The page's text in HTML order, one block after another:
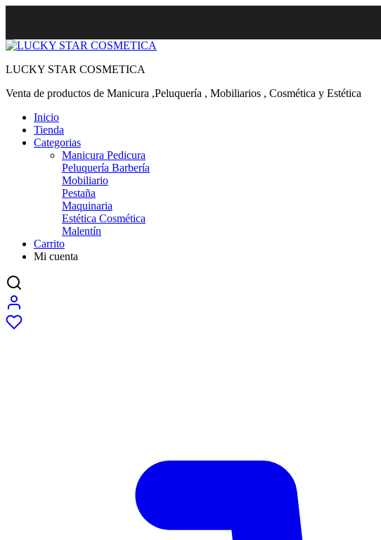
LUCKY STAR COSMETICA
Venta de productos de Manicura ,Peluquería , Mobiliarios , Cosmética y Estética
Inicio
Tienda
Categorias
Manicura Pedicura
Peluquería Barbería
Mobiliario
Pestaña
Maquinaria
Estética Cosmética
Malentín
Carrito
Mi cuenta